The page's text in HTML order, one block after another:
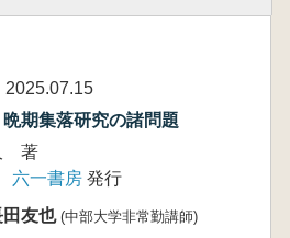
期集落研究の諸問題
著
六一書房 発行
友也 (中部大学非常勤講師)